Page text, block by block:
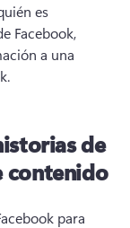
es
Facebook,
a una
de
contenido
para